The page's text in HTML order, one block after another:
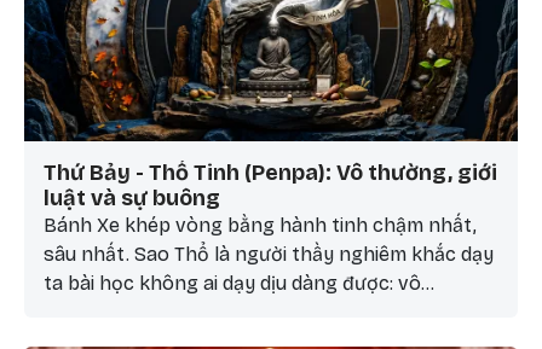
Thứ Bảy - Thổ Tinh (Penpa): Vô thường, giới
luật và sự buông
Bánh Xe khép vòng bằng hành tinh chậm nhất,
sâu nhất. Sao Thổ là người thầy nghiêm khắc dạy
ta bài học không ai dạy dịu dàng được: vô